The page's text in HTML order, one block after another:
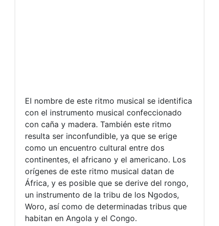
El nombre de este ritmo musical se identifica
con el instrumento musical confeccionado
con caña y madera. También este ritmo
resulta ser inconfundible, ya que se erige
como un encuentro cultural entre dos
continentes, el africano y el americano. Los
orígenes de este ritmo musical datan de
África, y es posible que se derive del rongo,
un instrumento de la tribu de los Ngodos,
Woro, así como de determinadas tribus que
habitan en Angola y el Congo.